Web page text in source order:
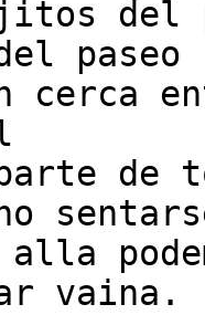
del
paseo
cerca
de
alla
vaina.